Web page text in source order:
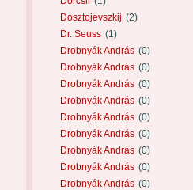
Dosztojevszkij (2)
Dr. Seuss (1)
Drobnyák András (0)
Drobnyák András (0)
Drobnyák András (0)
Drobnyák András (0)
Drobnyák András (0)
Drobnyák András (0)
Drobnyák András (0)
Drobnyák András (0)
Drobnyák András (0)